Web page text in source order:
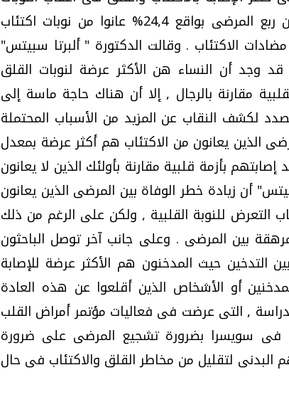
القلبية. وقد وجد الباحثون أن ما يقرب من ربع المرضى بواقع 24,4% عانوا من نوبات اكتئاب
بواسطة مضادات الاكتئاب . وقالت الدكتورة " ألبرتا سبيتس"
قد وجد أن النساء هن الأكثر عرضة لنوبات القلق
مقارنة بالرجال , إلا أن هناك حاجة ماسة إلى
لكشف النقاب عن المزيد من الأسباب المحتملة
الذين يعانون من الاكتئاب هم أكثر عرضة بمعدل
بأزمة قلبية مقارنة بأولئك الذين لا يعانون
أن زيادة خطر الوفاة بين المرضى الذين يعانون
18 شهرا فى أعقاب التعرض للنوبة القلبية , ولكن على الرغم من ذلك
بين المرضى . وعلى جانب آخر توصل الباحثون
التدخين حيث المدخنون هم الأكثر عرضة للإصابة
أو الأشخاص الذين أقلعوا عن هذه العادة
, التى عرضت فى فعاليات مؤتمر أمراض القلب
الحادة 2014 فى جنيف فى سويسرا بضرورة تشجيع المرضى على ضرورة
البدنى لتقليل من مخاطر القلق والاكتئاب فى حال
دليلك للتنسيق الجامعي .. تساؤلات
وإجابات
السبت، 01 اغسطس 2026 10:25 ص
تقنيات واعدة